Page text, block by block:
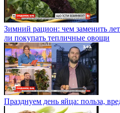
Зимний рацион: чем заменить
ли покупать тепличные овощи
Празднуем день яйца: польза,